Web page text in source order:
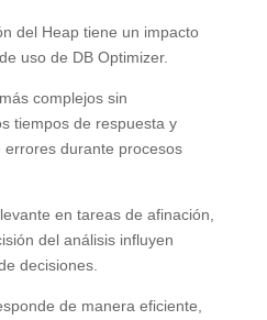
del Heap tiene un impacto
uso de DB Optimizer.
complejos sin
tiempos de respuesta y
durante procesos
en tareas de afinación,
del análisis influyen
decisiones.
de manera eficiente,